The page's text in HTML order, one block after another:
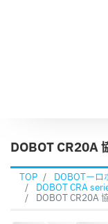
DOBOT CR20A
TOP DOBOTーロ
DOBOT CRA
DOBOT CR20A